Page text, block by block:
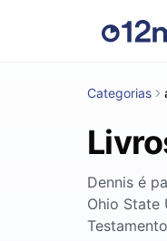
Categorias
Dennis é
Ohio State